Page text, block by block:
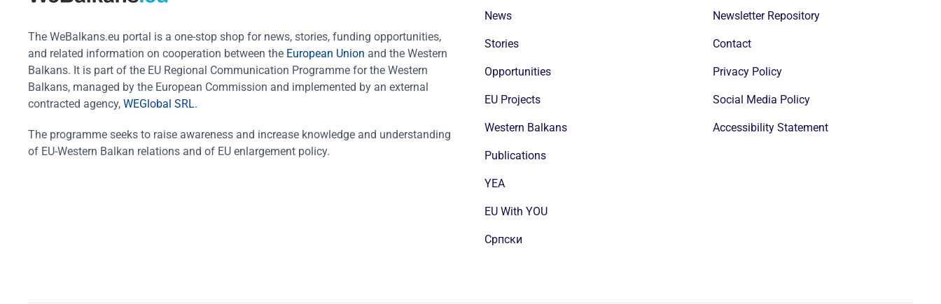
The WeBalkans.eu portal is a one-stop shop for news, stories, funding opportunities,
and related information on cooperation between the European Union and the Western
Balkans. It is part of the EU Regional Communication Programme for the Western
Balkans, managed by the European Commission and implemented by an external
contracted agency, WEGlobal SRL.
The programme seeks to raise awareness and increase knowledge and understanding
of EU-Western Balkan relations and of EU enlargement policy.
News
Stories
Opportunities
EU Projects
Western Balkans
Publications
YEA
EU With YOU
Cрпски
Newsletter Repository
Contact
Privacy Policy
Social Media Policy
Accessibility Statement